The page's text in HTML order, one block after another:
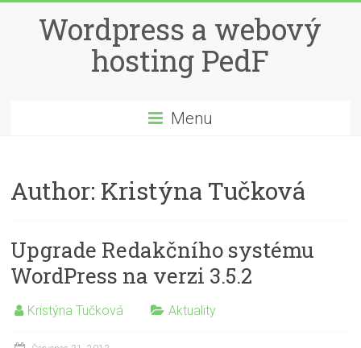
Wordpress a webový
hosting PedF
Menu
Author: Kristýna Tučková
Upgrade Redakčního systému
WordPress na verzi 3.5.2
Kristýna Tučková Aktuality